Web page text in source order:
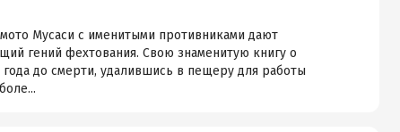
Мусаси с именитыми противниками дают
гений фехтования. Свою знаменитую книгу о
года до смерти, удалившись в пещеру для работы